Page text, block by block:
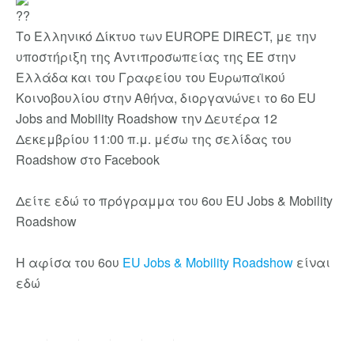
Το Ελληνικό Δίκτυο των EUROPE DIRECT, με την
υποστήριξη της Αντιπροσωπείας της EE στην
Ελλάδα και του Γραφείου του Ευρωπαϊκού
Κοινοβουλίου στην Αθήνα, διοργανώνει το 6ο EU
Jobs and Mobility Roadshow την Δευτέρα 12
Δεκεμβρίου 11:00 π.μ. μέσω της σελίδας του
Roadshow στο Facebook
Δείτε εδώ το πρόγραμμα του 6ου EU Jobs & Mobility
Roadshow
Η αφίσα του 6ου EU Jobs & Mobility Roadshow είναι
εδώ